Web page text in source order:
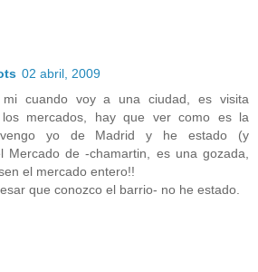
02 abril, 2009
cuando voy a una ciudad, es visita
los mercados, hay que ver como es la
vengo yo de Madrid y he estado (y
Mercado de -chamartin, es una gozada,
el mercado entero!!
que conozco el barrio- no he estado.